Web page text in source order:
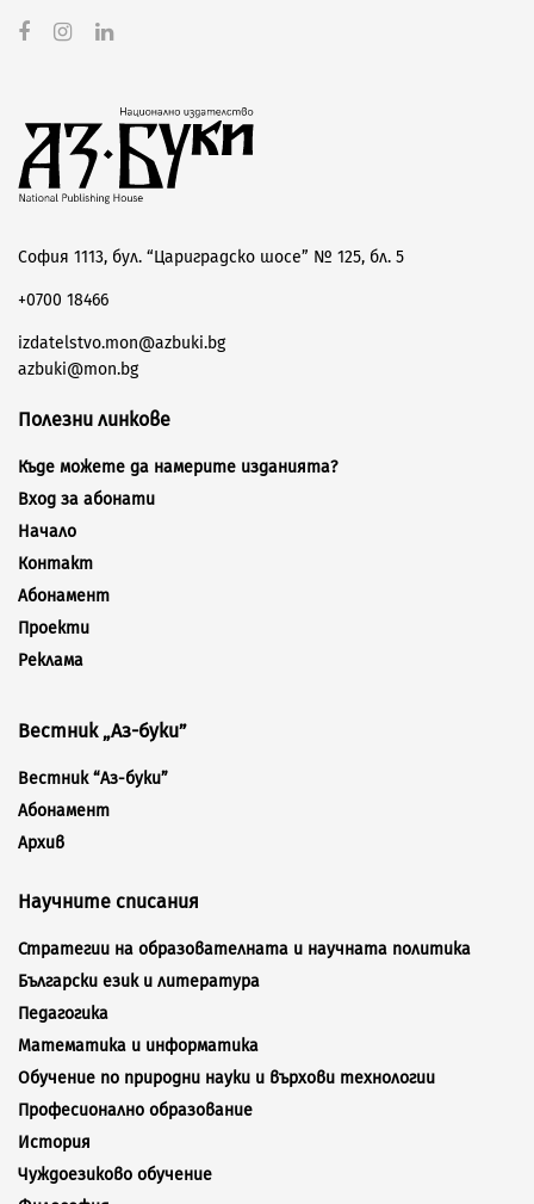
София 1113, бул. “Цариградско шосе” № 125, бл. 5
+0700 18466
izdatelstvo.mon@azbuki.bg
azbuki@mon.bg
Полезни линкове
Къде можете да намерите изданията?
Вход за абонати
Начало
Контакт
Абонамент
Проекти
Реклама
Вестник „Аз-буки”
Вестник “Аз-буки”
Абонамент
Архив
Научните списания
Стратегии на образователната и научната политика
Български език и литература
Педагогика
Математика и информатика
Обучение по природни науки и върхови технологии
Професионално образование
История
Чуждоезиково обучение